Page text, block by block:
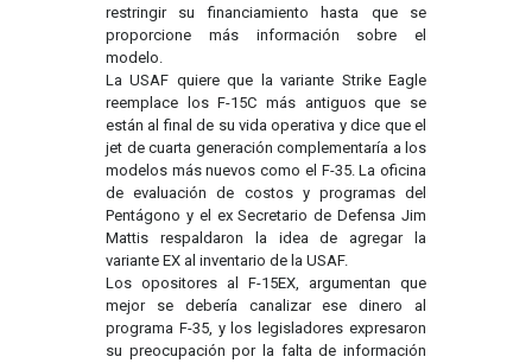
restringir su financiamiento hasta que se
proporcione más información sobre el
modelo.
La USAF quiere que la variante Strike Eagle
reemplace los F-15C más antiguos que se
están al final de su vida operativa y dice que el
jet de cuarta generación complementaría a los
modelos más nuevos como el F-35. La oficina
de evaluación de costos y programas del
Pentágono y el ex Secretario de Defensa Jim
Mattis respaldaron la idea de agregar la
variante EX al inventario de la USAF.
Los opositores al F-15EX, argumentan que
mejor se debería canalizar ese dinero al
programa F-35, y los legisladores expresaron
su preocupación por la falta de información